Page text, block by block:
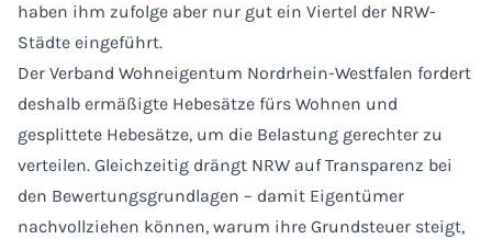
haben ihm zufolge aber nur gut ein Viertel der NRW-
Städte eingeführt.
Der Verband Wohneigentum Nordrhein-Westfalen fordert
deshalb ermäßigte Hebesätze fürs Wohnen und
gesplittete Hebesätze, um die Belastung gerechter zu
verteilen. Gleichzeitig drängt NRW auf Transparenz bei
den Bewertungsgrundlagen – damit Eigentümer
nachvollziehen können, warum ihre Grundsteuer steigt,